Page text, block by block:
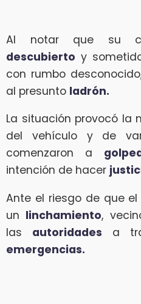
Al notar que su
descubierto y
con rumbo
al presunto ladrón.
La situación provocó la
del vehículo y de
comenzaron a
intención de hacer
Ante el riesgo de que
un linchamiento,
las autoridades a
emergencias.